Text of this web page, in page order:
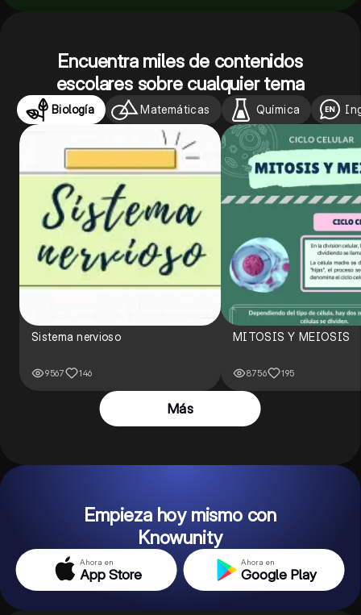
Encuentra miles de contenidos
escolares sobre cualquier tema
Biología Matemáticas Química
Sistema nervioso
9567 146
MITOSIS Y MEIOSIS
8756 195
Más
Empieza hoy mismo con
Knowunity
Ahora en
App Store
Ahora en
Google Play